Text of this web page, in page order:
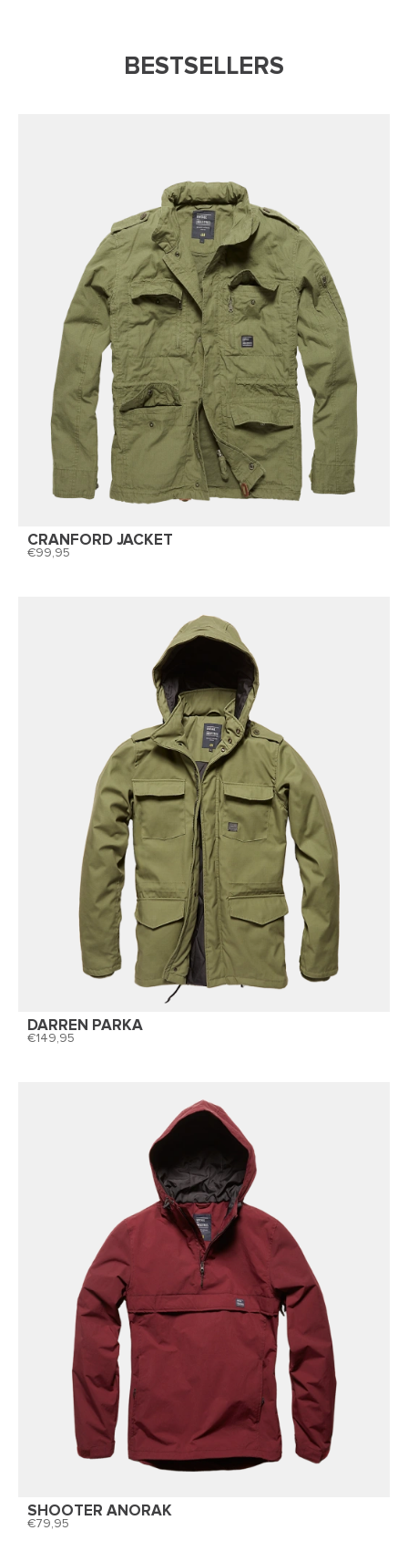
BESTSELLERS
CRANFORD JACKET
99,95
DARREN PARKA
149,95
SHOOTER ANORAK
79,95